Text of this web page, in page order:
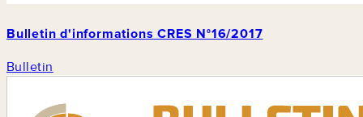
Bulletin d'informations CRES N°16/2017
Bulletin